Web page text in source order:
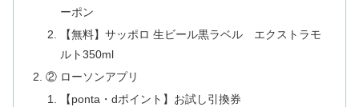
ーポン
【無料】サッポロ 生ビール黒ラベル エクストラモ
ルト350ml
② ローソンアプリ
【ponta・dポイント】お試し引換券